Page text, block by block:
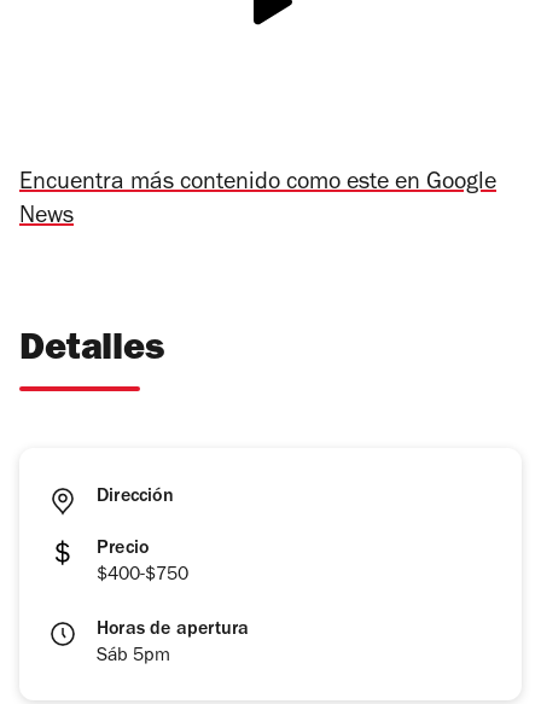
Encuentra más contenido como este en Google
News
Detalles
Dirección
Precio
$400-$750
Horas de apertura
Sáb 5pm